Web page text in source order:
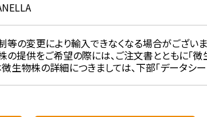
等の変更により輸入できなくなる場合がございま
の提供をご希望の際には、ご注文書とともに「
生物株の詳細につきましては、下部「データシー